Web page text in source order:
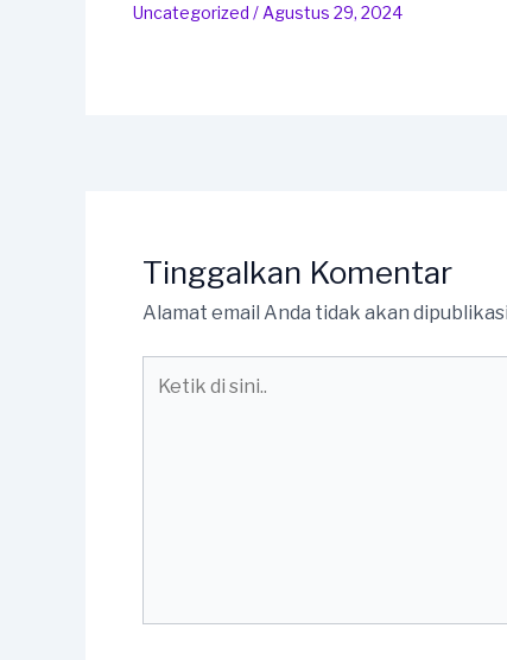
Uncategorized / Agustus 29, 2024
Tinggalkan Komentar
Alamat email Anda tidak akan